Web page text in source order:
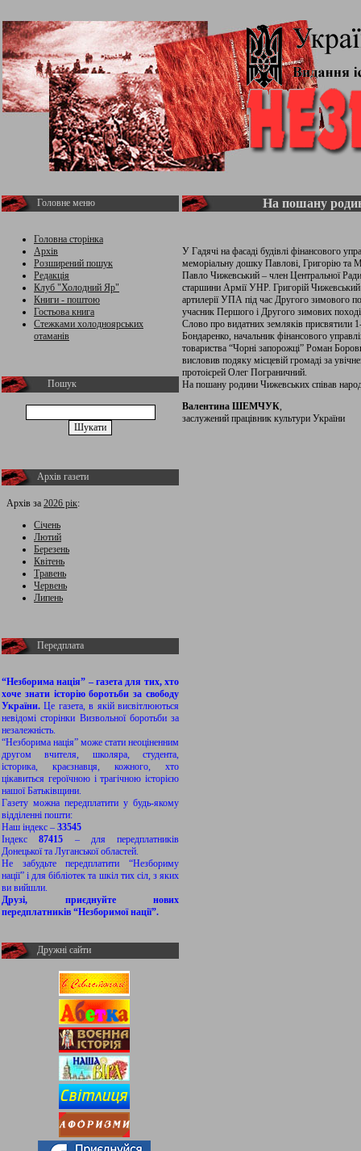
Головне меню
Головна сторінка
Архів
Розширений пошук
Редакція
Клуб "Холодний Яр"
Книги - поштою
Гостьова книга
Стежками холодноярських
отаманів
Пошук
Архів газети
Архів за 2026 рік:
Січень
Лютий
Березень
Квітень
Травень
Червень
Липень
Передплата
“Незборима нація” – газета для тих, хто
хоче знати історію боротьби за свободу
України.Це газета, в якій висвітлюються
невідомі сторінки Визвольної боротьби за
незалежність.
“Незборима нація” може стати неоціненним
другом вчителя, школяра, студента,
історика, краєзнавця, кожного, хто
цікавиться героїчною і трагічною історією
нашої Батьківщини.
Газету можна передплатити у будь-якому
відділенні пошти:
Наш індекс – 33545
Індекс87415 – для передплатників
Донецької та Луганської областей.
Не забудьте передплатити “Незбориму
нації” і для бібліотек та шкіл тих сіл, з яких
ви вийшли.
Друзі, приєднуйте нових
передплатників “Незборимої нації”.
Дружні сайти
На пошану
У Гадячі на фасаді будівлі фінансового
меморіальну дошку Павлові, Григорію та
Павло Чижевський – член Центральної
старшини Армії УНР. Григорій Чижевський
артилерії УПА під час Другого зимового
учасник Першого і Другого зимових
Слово про видатних земляків присвятили
Бондаренко, начальник фінансового
товариства “Чорні запорожці” Роман
висловив подяку місцевій громаді за
протоієрей Олег Пограничний.
На пошану родини Чижевських співав
Валентина ШЕМЧУК,
заслужений працівник культури України